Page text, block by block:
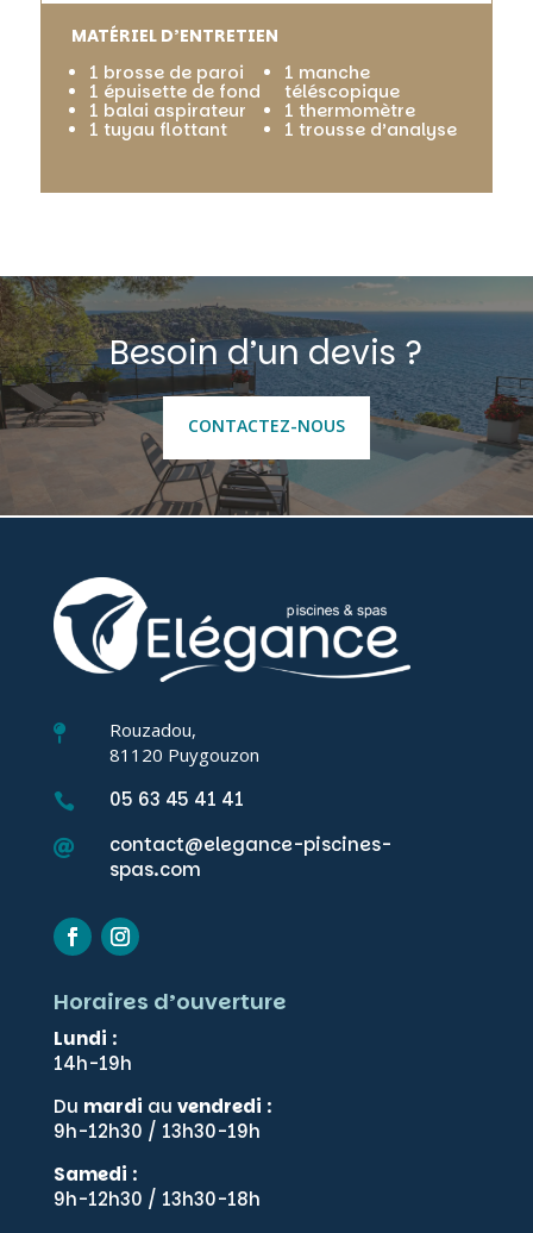
MATÉRIEL D’ENTRETIEN
1 brosse de paroi
1 épuisette de fond
1 balai aspirateur
1 tuyau flottant
1 manche
téléscopique
1 thermomètre
1 trousse d’analyse
Besoin d’un devis ?
CONTACTEZ-NOUS

Rouzadou,
81120 Puygouzon
 05 63 45 41 41

contact@elegance-piscines-
spas.com
Horaires d’ouverture
Lundi :
14h-19h
Du mardi au vendredi :
9h-12h30 / 13h30-19h
Samedi :
9h-12h30 / 13h30-18h